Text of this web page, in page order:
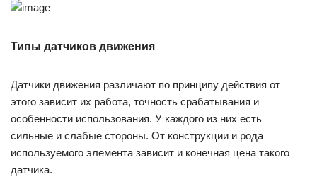
Типы датчиков движения
Датчики движения различают по принципу действия от
этого зависит их работа, точность срабатывания и
особенности использования. У каждого из них есть
сильные и слабые стороны. От конструкции и рода
используемого элемента зависит и конечная цена такого
датчика.